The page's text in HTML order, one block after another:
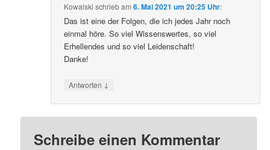
Kowalski schriebam6. Mai 2021 um 20:25 Uhr:
Das ist eine der Folgen, die ich jedes Jahr noch
einmal höre. So viel Wissenswertes, so viel
Erhellendes und so viel Leidenschaft!
Danke!
Antworten ↓
Schreibe einen Kommentar